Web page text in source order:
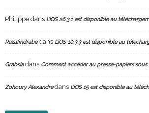
Philippe dans L’iOS 26.3.1 est disponible au
Razafindrabedans L’iOS 10.3.3 est disponible au
Grabsiadans Comment accéder au presse-papiers sous
Zohoury Alexandredans L’iOS 15 est disponible au